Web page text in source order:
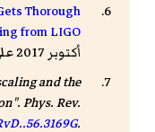
Thorough
from LIGO
أكتوبر 2017 على موقع واي باك مشين.
and the
Phys. Rev.
.